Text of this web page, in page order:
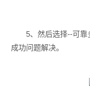
5、然后选择--可靠
成功问题解决。